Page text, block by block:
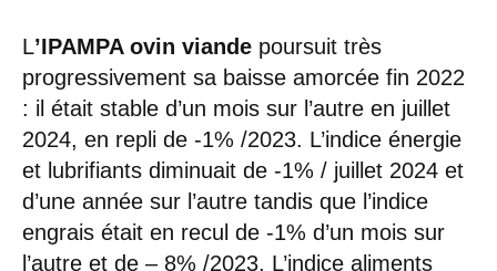
L’IPAMPA ovin viande poursuit très
progressivement sa baisse amorcée fin 2022
: il était stable d’un mois sur l’autre en juillet
2024, en repli de -1% /2023. L’indice énergie
et lubrifiants diminuait de -1% / juillet 2024 et
d’une année sur l’autre tandis que l’indice
engrais était en recul de -1% d’un mois sur
l’autre et de – 8% /2023. L’indice aliments